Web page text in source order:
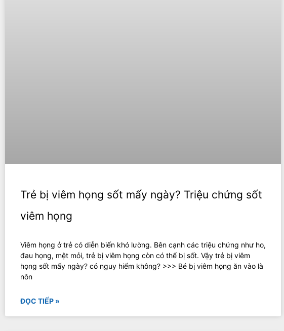
Trẻ bị viêm họng sốt mấy ngày? Triệu chứng sốt
viêm họng
Viêm họng ở trẻ có diễn biến khó lường. Bên cạnh các triệu chứng như ho,
đau họng, mệt mỏi, trẻ bị viêm họng còn có thể bị sốt. Vậy trẻ bị viêm
họng sốt mấy ngày? có nguy hiểm không? >>> Bé bị viêm họng ăn vào là
nôn
ĐỌC TIẾP »